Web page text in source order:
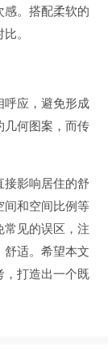
。搭配柔软的
。
呼应，避免形成
几何图案，而传
影响居住的舒
间和空间比例等
常见的误区，注
适。希望本文
，打造出一个既